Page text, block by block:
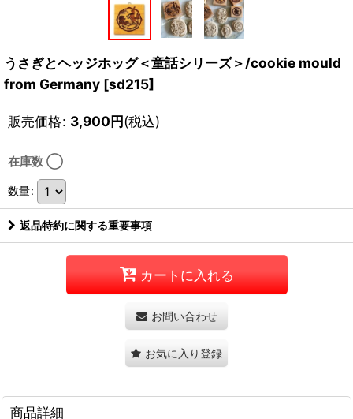
うさぎとヘッジホッグ＜童話シリーズ＞/cookie mould
from Germany [sd215]
販売価格: 3,900円(税込)
在庫数 ◯
数量:
返品特約に関する重要事項
カートに入れる
お問い合わせ
お気に入り登録
商品詳細